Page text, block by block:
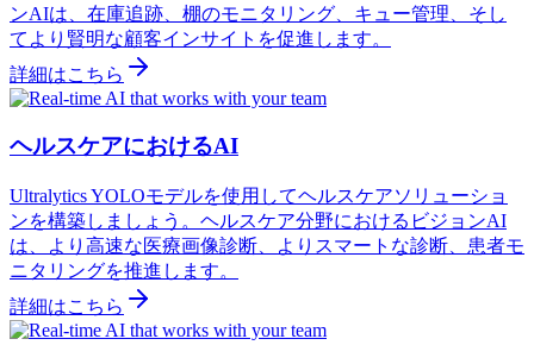
ンAIは、在庫追跡、棚のモニタリング、キュー管理、そし
てより賢明な顧客インサイトを促進します。
詳細はこちら
ヘルスケアにおけるAI
Ultralytics YOLOモデルを使用してヘルスケアソリューショ
ンを構築しましょう。ヘルスケア分野におけるビジョンAI
は、より高速な医療画像診断、よりスマートな診断、患者モ
ニタリングを推進します。
詳細はこちら